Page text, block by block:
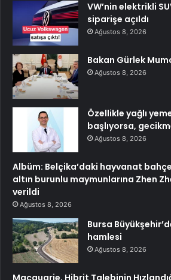
VW’nin elektrikli
siparişe açıldı
Ağustos 8, 2026
Bakan Gürlek
Ağustos 8, 2026
Özellikle yağlı
başlıyorsa,
Ağustos 8, 2026
Albüm: Belçika’daki hayvanat
altın burunlu maymunlarına Zhen
verildi
Ağustos 8, 2026
Bursa
hamlesi
Ağustos 8, 2026